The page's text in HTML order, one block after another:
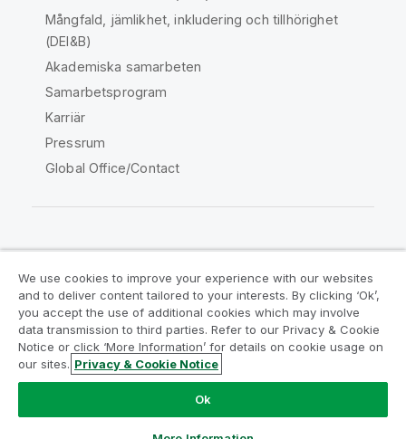
Mångfald, jämlikhet, inkludering och tillhörighet
(DEI&B)
Akademiska samarbeten
Samarbetsprogram
Karriär
Pressrum
Global Office/Contact
Juridiska avtal
Produktvillkor
Legal Policies
Legal Policies
Användningsvillkor
Varumärken
Do Not Share My Info
Copyright © 1993-2026 QlikTech International AB. Alla
We use cookies to improve your experience with our websites
and to deliver content tailored to your interests. By clicking ‘Ok’,
you accept the use of additional cookies which may involve
data transmission to third parties. Refer to our Privacy & Cookie
Notice or click ‘More Information’ for details on cookie usage on
our sites. Privacy & Cookie Notice
Ok